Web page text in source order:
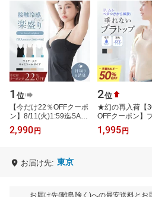
1 位
【今だけ22％OFFクーポ
ン】8/11(火)1:59迄SALE
接触冷感ブラトップ 深V
型/U型/汗取りパッド付深
2,990 円
2位
★幻の再入荷【
OFFクーポン】
プ キャミソール
付き 補正下着 補
1,995 円
お届け先: 東京